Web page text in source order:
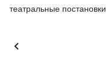
театральные постановки.
